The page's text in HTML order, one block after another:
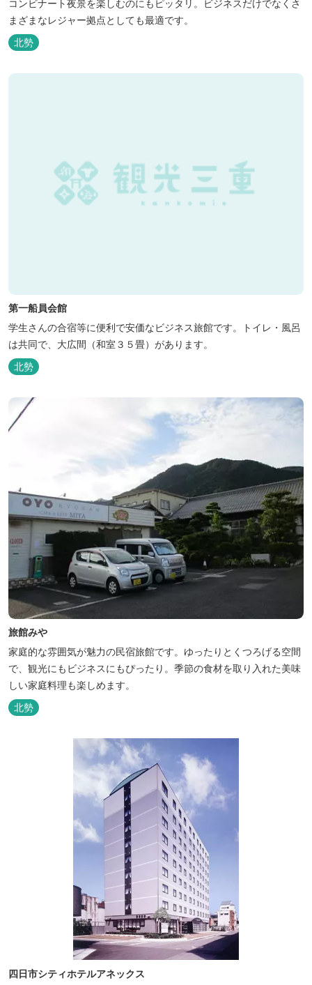
コンビナート夜景を楽しむのにもピッタリ。ビジネスだけでなくさ
まざまなレジャー拠点としても最適です。
北勢
第一船員会館
学生さんの合宿等に便利で安価なビジネス旅館です。トイレ・風呂
は共同で、大広間（和室３５畳）があります。
北勢
旅館みや
家庭的な雰囲気が魅力の民宿旅館です。ゆったりとくつろげる空間
で、観光にもビジネスにもぴったり。季節の食材を取り入れた美味
しい家庭料理も楽しめます。
北勢
四日市シティホテルアネックス